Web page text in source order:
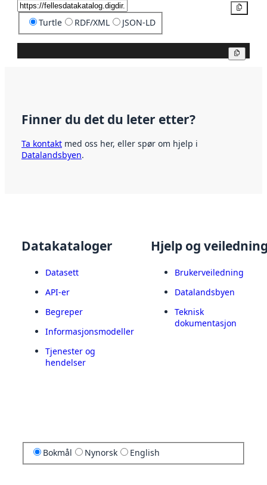
Turtle RDF/XML JSON-LD
Finner du det du leter etter?
Ta kontakt med oss her, eller spør om hjelp i
Datalandsbyen.
Datakataloger
Datasett
API-er
Begreper
Informasjonsmodeller
Tjenester og
hendelser
Hjelp og
Brukerveiledning
Datalandsbyen
Teknisk
dokumentasjon
Bokmål Nynorsk English